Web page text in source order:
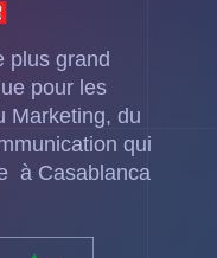
plus grand
pour les
Marketing, du
qui
à Casablanca